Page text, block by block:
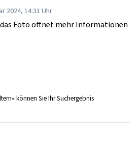
2024, 14:31 Uhr
Foto öffnet mehr Informationen
können Sie Ihr Suchergebnis